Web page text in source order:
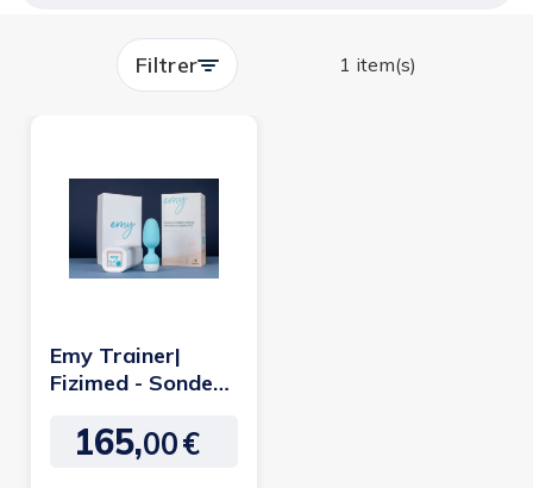
Filtrer 1 item(s)
Emy Trainer|
Fizimed - Sonde
connectée
Prix
165,00€